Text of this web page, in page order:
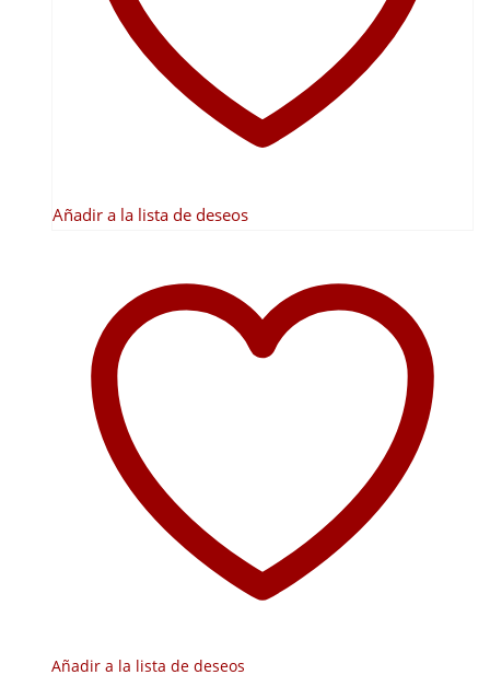
la
página
Añadir a la lista de deseos
Añadir a la lista de deseos